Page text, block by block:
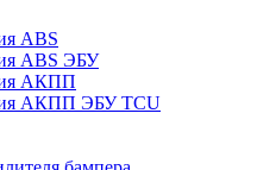
ABS
ABS ЭБУ
АКПП
АКПП ЭБУ TCU